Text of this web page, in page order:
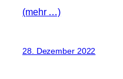
(mehr …)
28. Dezember 2022